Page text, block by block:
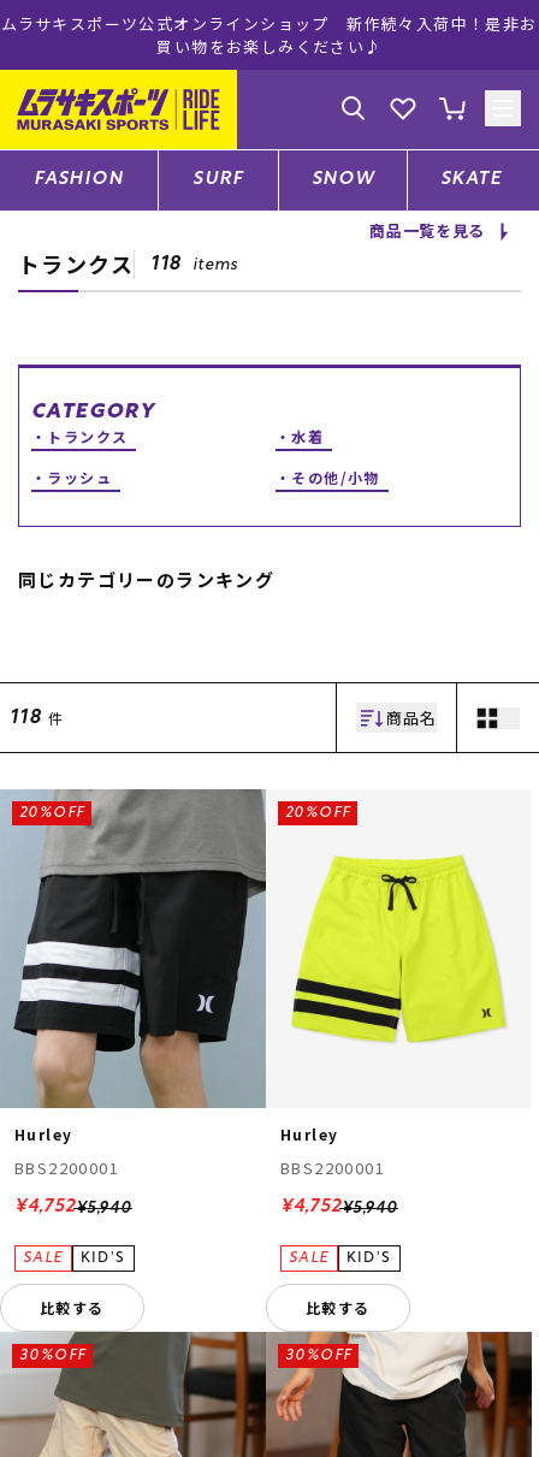
荷中！是非お ムラサキスポーツ公式オンラインショップ 5,500
注文で送料無料！(※一部対象外有り)
ゲスト様
ログイン 会員登録
店舗一覧
CATEGORY
ファッションTOP
スノーTOP
ブランド一覧
RIDE LIFE MAGAZINE一
スタッフスナップ
中古/アウトレット サー
フ
中古/アウトレット スノ
ー
ご利用ガイド
店頭受取サービス
ギフトラッピング
アフターサポート
下取り保証について
よくある質問
店舗一覧
お問い合わせ
ニュース
ムラサキスポーツ 公式アプリ
ポイント・クーポンもこのアプリで！
FASHION SURF SNOW SKATE
商品一覧を見る
トランクス 118 items
CATEGORY
トランクス
水着
ラッシュ
その他/小物
同じカテゴリーのランキング
118 件 商品名
Hurley
BBS2200001
¥5,940
20%OFF
¥4,752
比較する
Hurley
BBS2200001
¥5,940
20%OFF
¥4,752
比較する
30%OFF 30%OFF